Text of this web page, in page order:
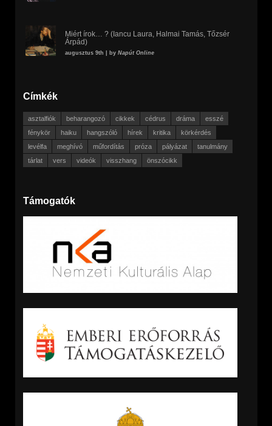
Miért írok… ? (Iancu Laura, Halmai Tamás, Tőzsér
Árpád)
augusztus 9th | by Napút Online
Címkék
asztalfiók beharangozó cikkek cédrus dráma
esszé
fénykör
haiku hangszóló hírek kritika
körkérdés
levélfa
meghívó műfordítás próza pályázat
tanulmány
tárlat
vers videók visszhang önszócikk
Támogatók